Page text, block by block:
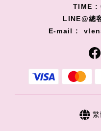
TIME :
LINE@總
E-mail :